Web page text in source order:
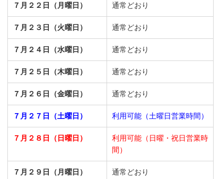
７月２２日（月曜日） 通常どおり
７月２３日（火曜日） 通常どおり
７月２４日（水曜日） 通常どおり
７月２５日（木曜日） 通常どおり
７月２６日（金曜日） 通常どおり
７月２７ 日（土曜日） 利用可能（土曜日営業時間）
７月２８日（日曜日）
利用可能（日曜・祝日営業時
間）
７月２９日（月曜日） 通常どおり